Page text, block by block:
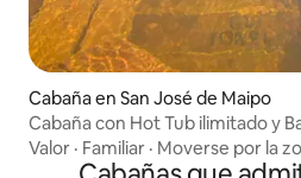
Cabaña en San José de Maipo
Cabaña con Hot Tub ilimitado y
Valor · Familiar · Moverse por la